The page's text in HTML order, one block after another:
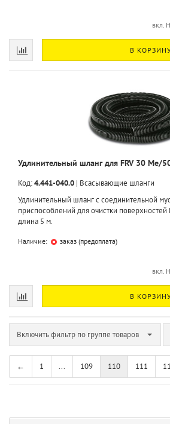
вкл.
В
Удлинительный шланг для FRV 30 Me/
Код:4.441-040.0 | Всасывающие шланги
Удлинительный шланг с соединительной
приспособлений для очистки поверхностей
длина 5 м.
Наличие: заказ (предоплата)
вкл.
В
Включить фильтр по группе товаров
← 1 ... 109 110 111